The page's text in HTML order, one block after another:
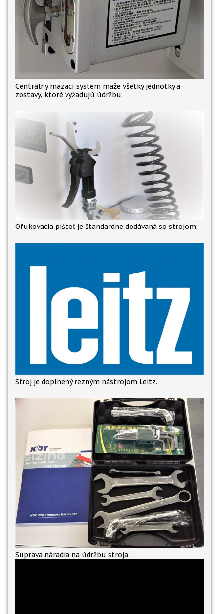
Centrálny mazací systém maže všetky jednotky a
zostavy, ktoré vyžadujú údržbu.
Ofukovacia pištoľ je štandardne dodávaná so strojom.
Stroj je doplnený rezným nástrojom Leitz.
Súprava náradia na údržbu stroja.